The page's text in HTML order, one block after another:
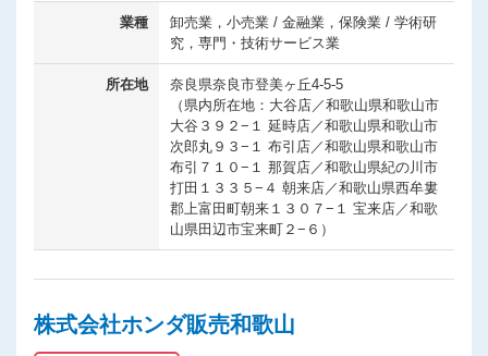
業種
卸売業，小売業 / 金融業，保険業 / 学術研
究，専門・技術サービス業
所在地
奈良県奈良市登美ヶ丘4-5-5
（県内所在地：大谷店／和歌山県和歌山市
大谷３９２−１ 延時店／和歌山県和歌山市
次郎丸９３−１ 布引店／和歌山県和歌山市
布引７１０−１ 那賀店／和歌山県紀の川市
打田１３３５−４ 朝来店／和歌山県西牟婁
郡上富田町朝来１３０７−１ 宝来店／和歌
山県田辺市宝来町２−６）
株式会社ホンダ販売和歌山